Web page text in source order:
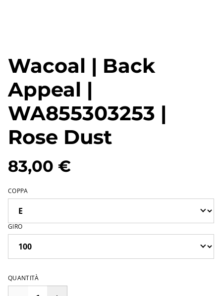
Wacoal | Back
Appeal |
WA855303253 |
Rose Dust
83,00 €
COPPA
GIRO
QUANTITÀ